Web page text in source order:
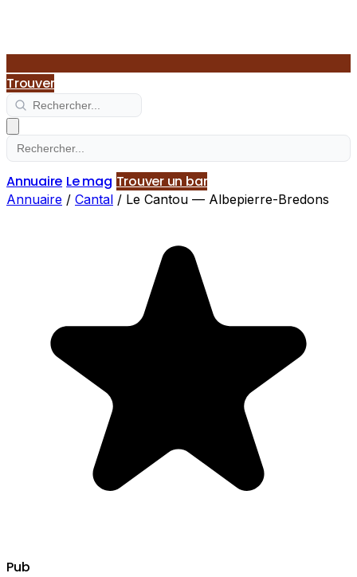
Trouver
Annuaire Le mag Trouver un bar
Annuaire / Cantal / Le Cantou — Albepierre-Bredons
Pub